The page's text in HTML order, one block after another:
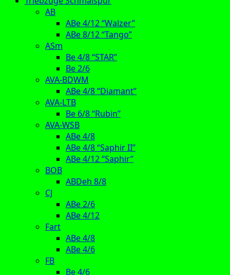
AB
ABe 4/12 “Walzer”
ABe 8/12 “Tango”
ASm
Be 4/8 “STAR”
Be 2/6
AVA-BDWM
ABe 4/8 “Diamant”
AVA-LTB
Be 6/8 “Rubin”
AVA-WSB
ABe 4/8
ABe 4/8 “Saphir II”
ABe 4/12 “Saphir”
BOB
ABDeh 8/8
CJ
ABe 2/6
ABe 4/12
Fart
ABe 4/8
ABe 4/6
FB
Be 4/6